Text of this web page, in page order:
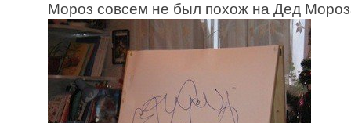
Мороз совсем не был похож на Дед